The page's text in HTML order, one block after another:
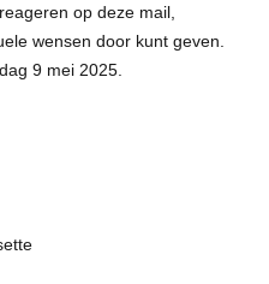
op deze mail,
wensen door kunt geven.
9 mei 2025.